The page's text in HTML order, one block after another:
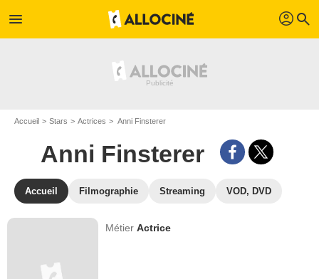
menu profil search
Accueil Stars Actrices Anni Finsterer
Anni Finsterer
Accueil Filmographie Streaming VOD, DVD
MétierActrice